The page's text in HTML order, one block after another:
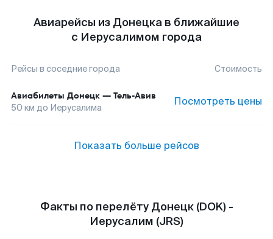
Авиарейсы из Донецка в ближайшие
с Иерусалимом города
Рейсы в соседние города Стоимость
Авиабилеты Донецк — Тель-Авив
50 км до Иерусалима Посмотреть цены
Показать больше рейсов
Факты по перелёту Донецк (DOK) -
Иерусалим (JRS)